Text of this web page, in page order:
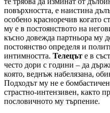
повърхността, е наистина
особено красноречив когато
му е в постоянството на
късно довежда партньора му
постоянство определя и
интимността. Телецът е в
често дори с години – да
която, веднъж набелязана,
Подходът му не е
страстно-интензивен, както
пословичното му търпение.